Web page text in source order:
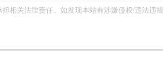
关法律责任。如发现本站有涉嫌侵权/违法违规